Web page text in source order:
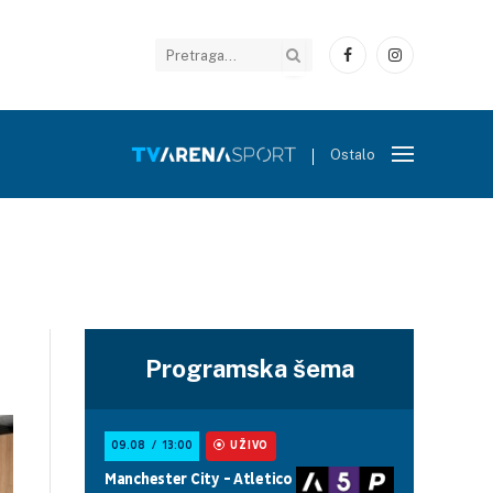
FacebookInstagram
Ostalo
Programska šema